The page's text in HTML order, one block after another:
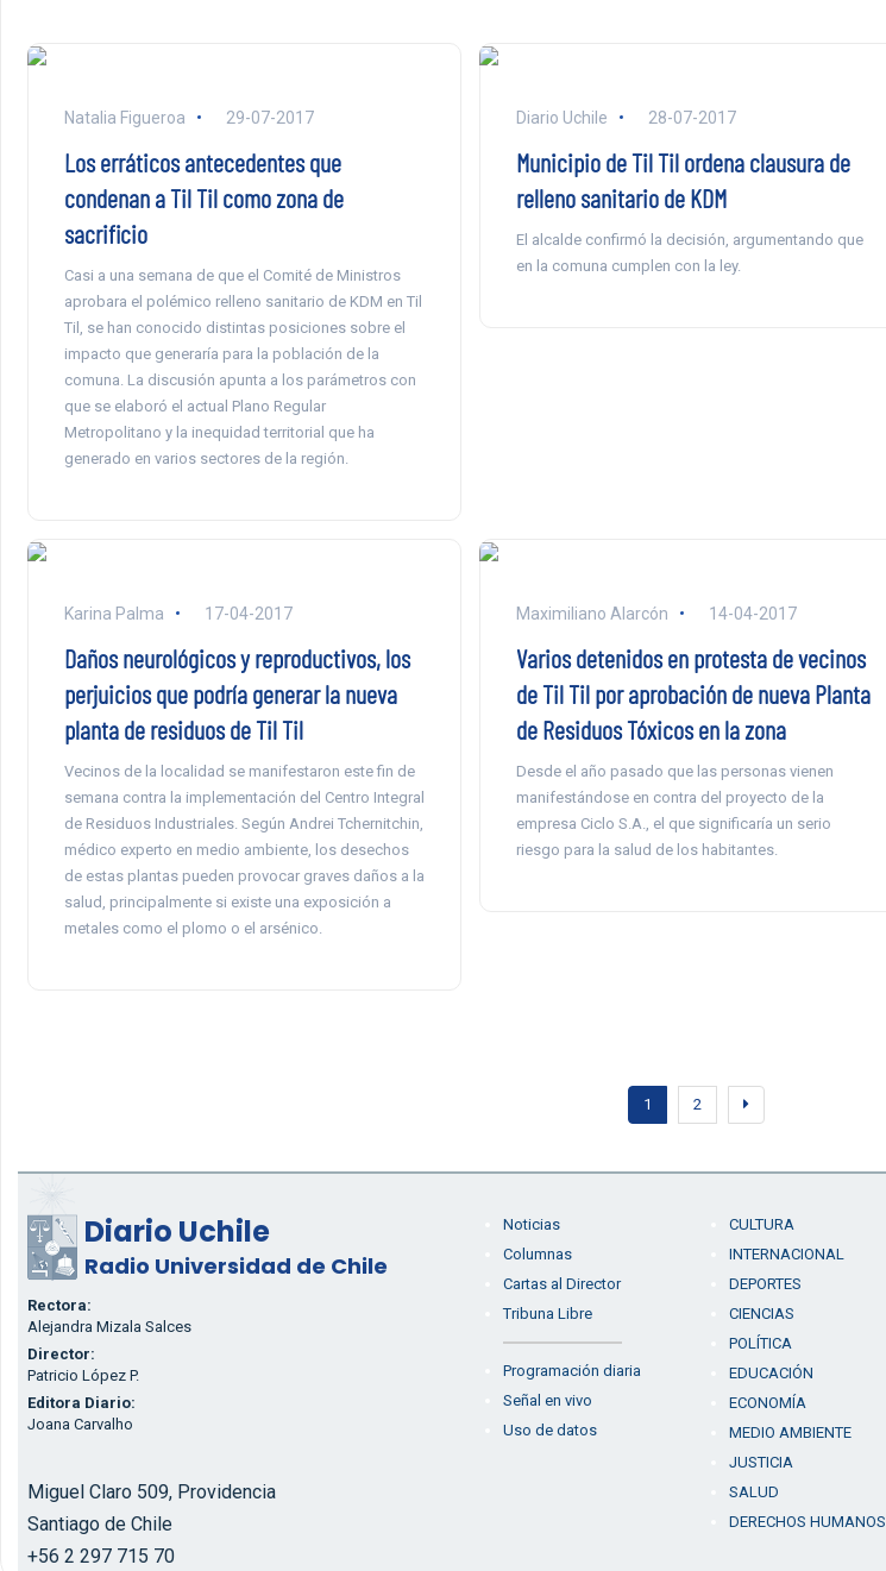
Natalia Figueroa 29-07-2017
Los erráticos antecedentes que
condenan a Til Til como zona de
sacrificio
Casi a una semana de que el Comité de Ministros
aprobara el polémico relleno sanitario de KDM en Til
Til, se han conocido distintas posiciones sobre el
impacto que generaría para la población de la
comuna. La discusión apunta a los parámetros con
que se elaboró el actual Plano Regular
Metropolitano y la inequidad territorial que ha
generado en varios sectores de la región.
Diario Uchile 28-07-2017
Municipio de Til Til ordena clausura de
relleno sanitario de KDM
El alcalde confirmó la decisión, argumentando que
en la comuna cumplen con la ley.
Karina Palma 17-04-2017
Daños neurológicos y reproductivos, los
perjuicios que podría generar la nueva
planta de residuos de Til Til
Vecinos de la localidad se manifestaron este fin de
semana contra la implementación del Centro Integral
de Residuos Industriales. Según Andrei Tchernitchin,
médico experto en medio ambiente, los desechos
de estas plantas pueden provocar graves daños a la
salud, principalmente si existe una exposición a
metales como el plomo o el arsénico.
Maximiliano Alarcón 14-04-2017
Varios detenidos en protesta de vecinos
de Til Til por aprobación de nueva Planta
de Residuos Tóxicos en la zona
Desde el año pasado que las personas vienen
manifestándose en contra del proyecto de la
empresa Ciclo S.A., el que significaría un serio
riesgo para la salud de los habitantes.
1 2
Diario Uchile
Radio Universidad de Chile
Rectora:
Alejandra Mizala Salces
Director:
Patricio López P.
Editora Diario:
Joana Carvalho
Miguel Claro 509, Providencia
Santiago de Chile
+56 2 297 715 70
Noticias
Columnas
Cartas al Director
Tribuna Libre
Programación diaria
Señal en vivo
Uso de datos
CULTURA
INTERNACIONAL
DEPORTES
CIENCIAS
POLÍTICA
EDUCACIÓN
ECONOMÍA
MEDIO AMBIENTE
JUSTICIA
SALUD
DERECHOS HUMANOS